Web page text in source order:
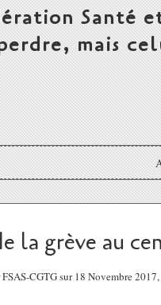
Santé
mais
la grève au
CGTG sur 18 Novembre